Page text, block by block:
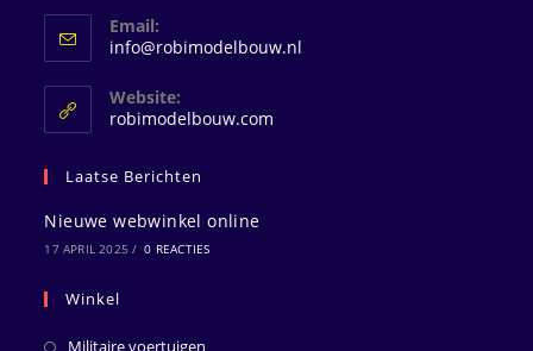
Email:
info@robimodelbouw.nl
Website:
robimodelbouw.com
Laatse Berichten
Nieuwe webwinkel online
17 APRIL 2025 / 0 REACTIES
Winkel
Militaire voertuigen